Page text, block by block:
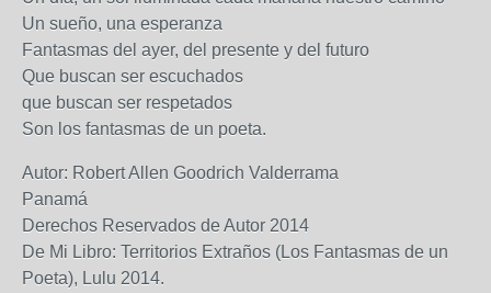
Un sueño, una esperanza
Fantasmas del ayer, del presente y del futuro
Que buscan ser escuchados
que buscan ser respetados
Son los fantasmas de un poeta.
Autor: Robert Allen Goodrich Valderrama
Panamá
Derechos Reservados de Autor 2014
De Mi Libro: Territorios Extraños (Los Fantasmas de un
Poeta), Lulu 2014.